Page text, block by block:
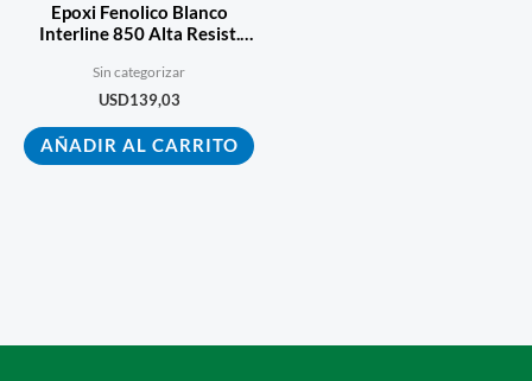
Epoxi Fenolico Blanco
Interline 850 Alta Resist.
Sin categorizar
USD139,03
AÑADIR AL CARRITO